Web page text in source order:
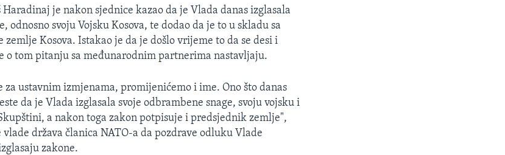
Haradinaj je nakon sjednice kazao da je Vlada danas izglasala
odnosno svoju Vojsku Kosova, te dodao da je to u skladu sa
zemlje Kosova. Istakao je da je došlo vrijeme to da se desi i
o tom pitanju sa međunarodnim partnerima nastavljaju.
za ustavnim izmjenama, promijenićemo i ime. Ono što danas
da je Vlada izglasala svoje odbrambene snage, svoju vojsku i
a nakon toga zakon potpisuje i predsjednik zemlje",
vlade država članica NATO-a da pozdrave odluku Vlade
zakone.